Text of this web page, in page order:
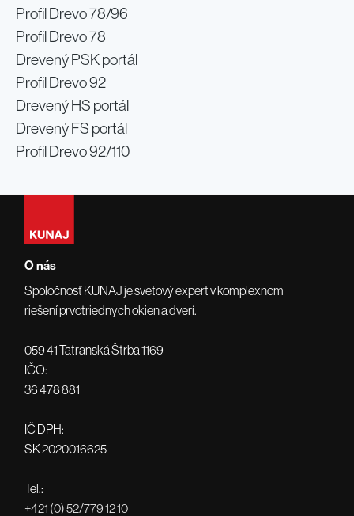
Profil Drevo 78/96
Profil Drevo 78
Drevený PSK portál
Profil Drevo 92
Drevený HS portál
Drevený FS portál
Profil Drevo 92/110
O nás
Spoločnosť KUNAJ je svetový expert v komplexnom
riešení prvotriednych okien a dverí.
059 41 Tatranská Štrba 1169
IČO:
36 478 881
IČ DPH:
SK 2020016625
Tel.:
+421 (0) 52/779 12 10